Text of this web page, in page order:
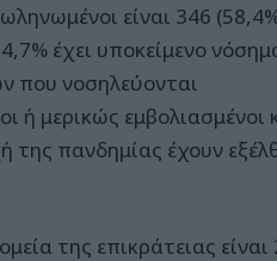
είναι 346
έχει υποκείμενο
που νοσηλεύονται
ή μερικώς εμβολιασμένοι
της πανδημίας έχουν
της επικράτειας είναι